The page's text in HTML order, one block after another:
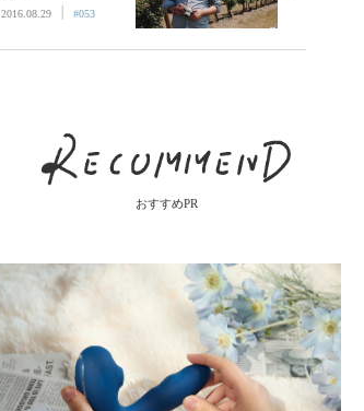
2016.08.29 | #053
おすすめPR